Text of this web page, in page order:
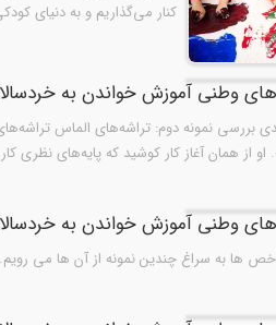
کنار می‌گذاریم و به دنیای
های وطنی آموزش خواندن به
بررسی نمونه دوم: تراشه‌های الماس
از همان آغاز کار کوشید که پایه‌های نظری
های وطنی آموزش خواندن به
ها به سراغ چندین نمونه از آن ها می